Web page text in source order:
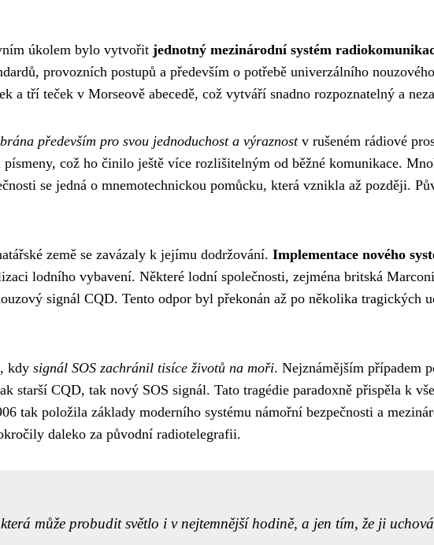
úkolem bylo vytvořit jednotný mezinárodní systém
provozních postupů a především o potřebě univerzálního
a tří teček v Morseově abecedě, což vytváří snadno rozpoznatelný a
především pro svou jednoduchost a výraznostv rušeném rádiové
což ho činilo ještě více rozlišitelným od běžné komunikace.
se jedná o mnemotechnickou pomůcku, která vznikla až později.
země se zavázaly k jejímu dodržování. Implementace nového
lodního vybavení. Některé lodní společnosti, zejména britská
signál CQD. Tento odpor byl překonán až po několika tragických
kdy signál SOS zachránil tisíce životů na moři. Nejznámějším případem
CQD, tak nový SOS signál. Tato tragédie paradoxně přispěla k
tak položila základy moderního systému námořní bezpečnosti a
daleko za původní radiotelegrafii.
může probudit světlo i v nejtemnější hodině, a jen tím, že ji